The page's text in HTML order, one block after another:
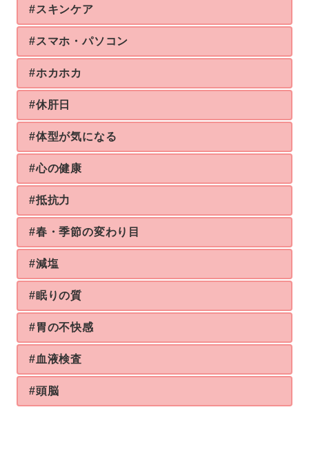
#スキンケア
#スマホ・パソコン
#ホカホカ
#休肝日
#体型が気になる
#心の健康
#抵抗力
#春・季節の変わり目
#減塩
#眠りの質
#胃の不快感
#血液検査
#頭脳